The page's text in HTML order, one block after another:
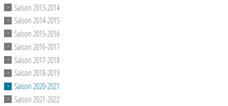
Saison 2013-2014
Saison 2014-2015
Saison 2015-2016
Saison 2016-2017
Saison 2017-2018
Saison 2018-2019
Saison 2020-2021
Saison 2021-2022